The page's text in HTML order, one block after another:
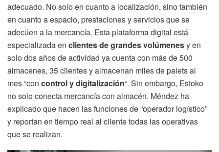
adecuado. No solo en cuanto a localización, sino también
en cuanto a espacio, prestaciones y servicios que se
adecúen a la mercancía. Esta plataforma digital está
especializada en clientes de grandes volúmenesy en
solo dos años de actividad ya cuenta con más de 500
almacenes, 35 clientes y almacenan miles de palets al
mes “con control y digitalización“. Sin embargo, Estoko
no solo conecta mercancía con almacén. Méndez ha
explicado que hacen las funciones de “operador logístico”
y reportan en tiempo real al cliente todas las operativas
que se realizan.